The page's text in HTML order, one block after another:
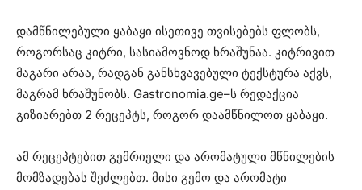
დამწნილებული ყაბაყი ისეთივე თვისებებს ფლობს,
როგორსაც კიტრი, სასიამოვნოდ ხრაშუნაა. კიტრივით
მაგარი არაა, რადგან განსხვავებული ტექსტურა აქვს,
მაგრამ ხრაშუნობს. Gastronomia.ge–ს რედაქცია
გიზიარებთ 2 რეცეპტს, როგორ დაამწნილოთ ყაბაყი.
ამ რეცეპტებით გემრიელი და არომატული მწნილების
მომზადებას შეძლებთ. მისი გემო და არომატი